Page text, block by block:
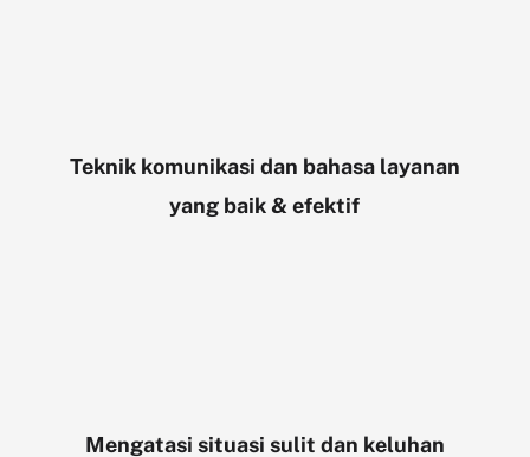
Teknik komunikasi dan bahasa layanan
yang baik & efektif
Mengatasi situasi sulit dan keluhan